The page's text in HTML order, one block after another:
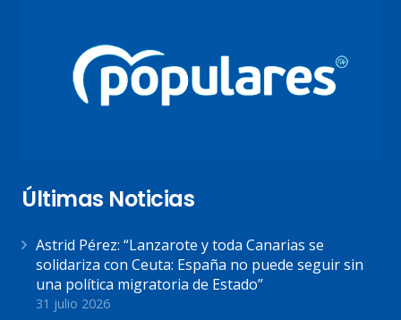
Últimas Noticias
Astrid Pérez: “Lanzarote y toda Canarias se
solidariza con Ceuta: España no puede seguir sin
una política migratoria de Estado”
31 julio 2026